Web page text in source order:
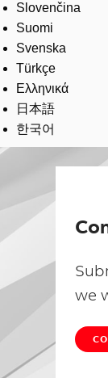
Slovenčina
Suomi
Svenska
Türkçe
Ελληνικά
日本語
한국어
we